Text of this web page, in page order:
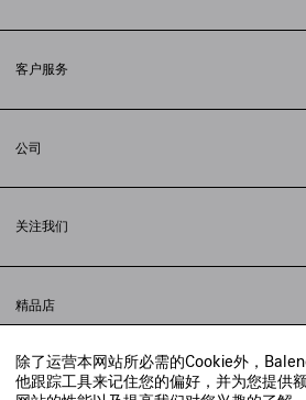
除了运营本网站所必需的Cookie外，
他跟踪工具来记住您的偏好，并为您提供
客户服务
配送方式
支付
常见问题解答
公司
法律问题
联合国世界粮食计划署
举报平台
关注我们
小红书
精品店
寻找附近的精品店
实时聊天客服